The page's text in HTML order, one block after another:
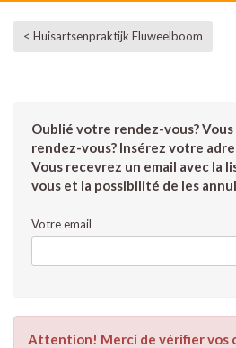
< Huisartsenpraktijk Fluweelboom
Oublié votre rendez-vous?
rendez-vous? Insérez votre
Vous recevrez un email avec la
vous et la possibilité de les
Votre email
Attention! Merci de vérifier vos